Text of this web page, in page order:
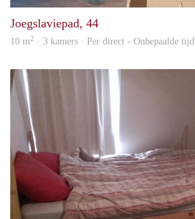
Joegslaviepad, 44
10 m2 · 3 kamers · Per direct - Onbepaalde tijd